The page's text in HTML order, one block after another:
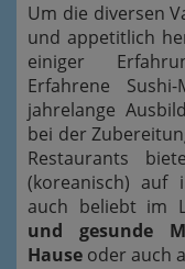
Um die diversen
und appetitlich
einiger
Erfahrene
jahrelange
bei der
Restaurants
(koreanisch) auf
auch beliebt im
und gesunde
Hause oder auch